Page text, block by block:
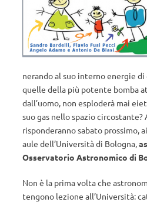
nerando al suo interno energie
quelle della più potente bomba
dall’uomo, non esploderà mai
suo gas nello spazio circostante?
risponderanno sabato prossimo,
aule dell’Università di Bologna,
Osservatorio Astronomico di
Non è la prima volta che
tengono lezione all’Università: